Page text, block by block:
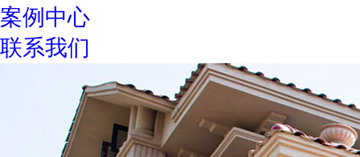
案例中心
联系我们